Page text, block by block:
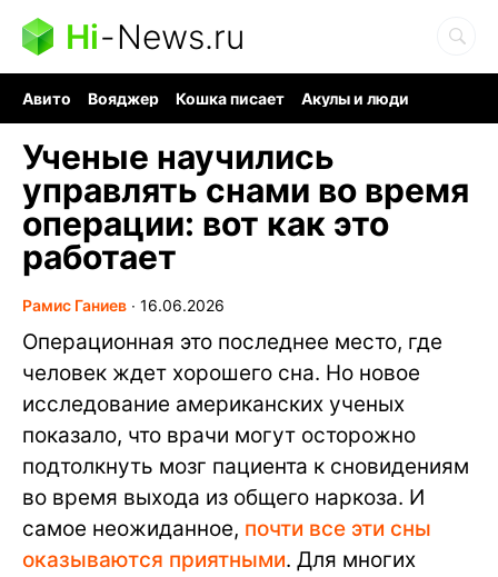
Hi-News.ru
Авито Вояджер Кошка писает
Акулы и люди
Ученые научились
управлять снами во время
операции: вот как это
работает
Рамис Ганиев ∙ 16.06.2026
Операционная это последнее место, где
человек ждет хорошего сна. Но новое
исследование американских ученых
показало, что врачи могут осторожно
подтолкнуть мозг пациента к сновидениям
во время выхода из общего наркоза. И
самое неожиданное, почти все эти сны
оказываются приятными. Для многих